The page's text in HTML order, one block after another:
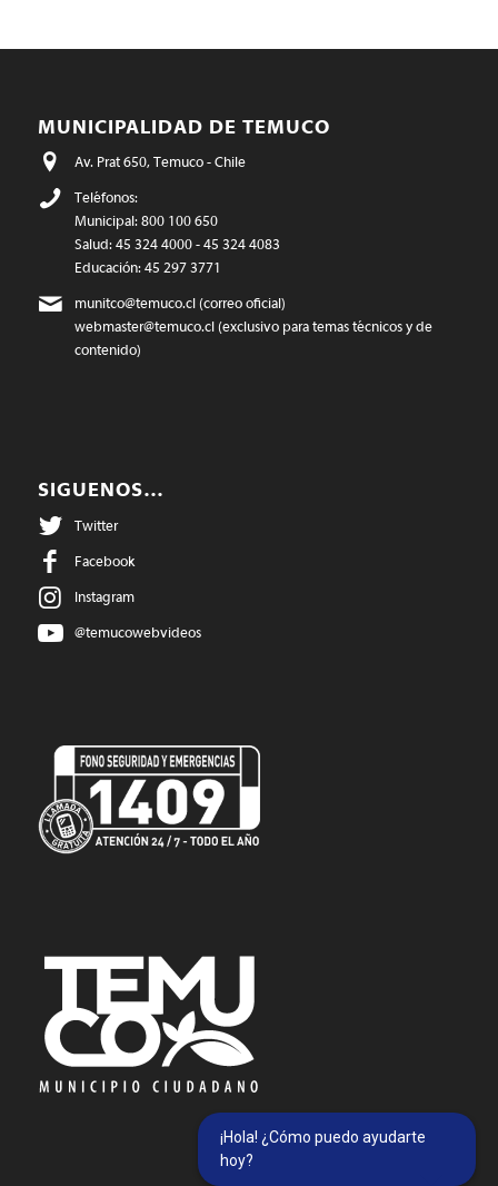
MUNICIPALIDAD DE TEMUCO
Av. Prat 650, Temuco - Chile
Teléfonos:
Municipal: 800 100 650
Salud: 45 324 4000 - 45 324 4083
Educación: 45 297 3771
munitco@temuco.cl(correo oficial)
webmaster@temuco.cl(exclusivo para temas técnicos y de
contenido)
SIGUENOS…
Twitter
Facebook
Instagram
@temucowebvideos
¡Hola! ¿Cómo puedo ayudarte
hoy?